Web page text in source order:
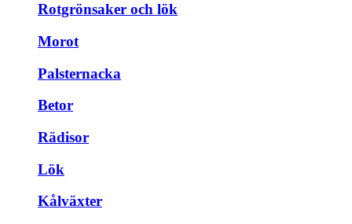
Rotgrönsaker och lök
Morot
Palsternacka
Betor
Rädisor
Lök
Kålväxter